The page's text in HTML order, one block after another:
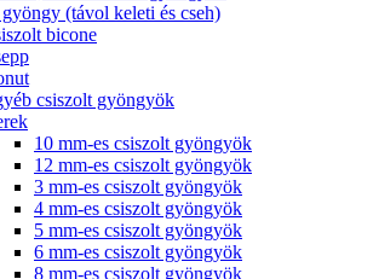
(távol keleti és cseh)
bicone
csiszolt gyöngyök
10 mm-es csiszolt gyöngyök
12 mm-es csiszolt gyöngyök
3 mm-es csiszolt gyöngyök
4 mm-es csiszolt gyöngyök
5 mm-es csiszolt gyöngyök
6 mm-es csiszolt gyöngyök
8 mm-es csiszolt gyöngyök